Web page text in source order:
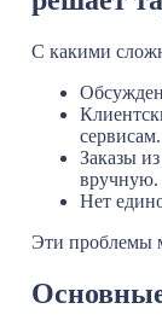
С какими
сервисам.
Заказы
вручную.
Нет
Эти проблемы